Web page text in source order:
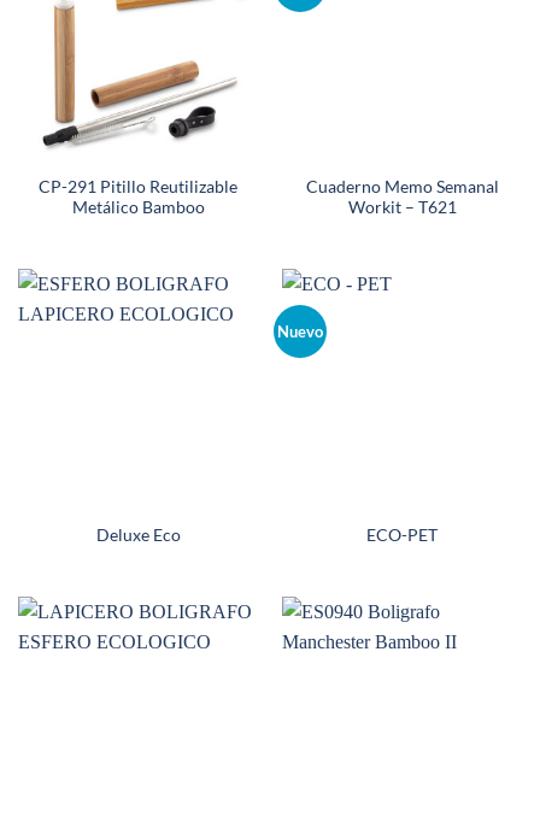
CP-291 Pitillo Reutilizable
Metálico Bamboo
Cuaderno Memo Semanal
Workit – T621
Deluxe Eco
Nuevo
ECO-PET